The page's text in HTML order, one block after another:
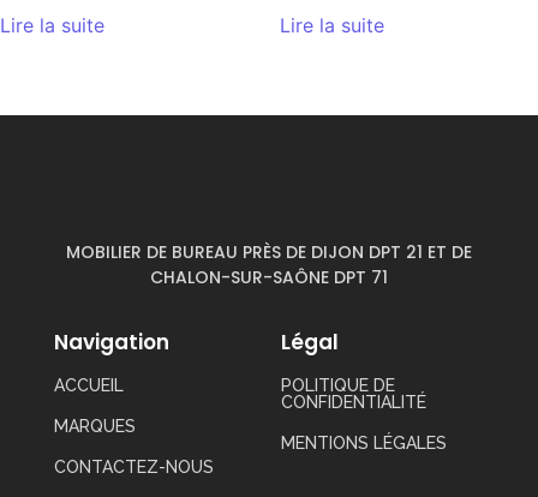
Lire la suite Lire la suite
MOBILIER DE BUREAU PRÈS DE DIJON DPT 21 ET DE
CHALON-SUR-SAÔNE DPT 71
Navigation
ACCUEIL
MARQUES
CONTACTEZ-NOUS
Légal
POLITIQUE DE
CONFIDENTIALITÉ
MENTIONS LÉGALES